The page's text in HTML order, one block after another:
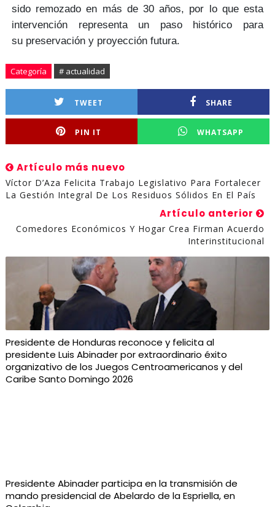
sido remozado en más de 30 años, por lo que esta
intervención representa un paso histórico para
su preservación y proyección futura.
Categoría # actualidad
TWEET SHARE
PIN IT WHATSAPP
Artículo más nuevo
Víctor D’Aza Felicita Trabajo Legislativo Para Fortalecer
La Gestión Integral De Los Residuos Sólidos En El País
Artículo anterior
Comedores Económicos Y Hogar Crea Firman Acuerdo
Interinstitucional
Presidente de Honduras reconoce y felicita al
presidente Luis Abinader por extraordinario éxito
organizativo de los Juegos Centroamericanos y del
Caribe Santo Domingo 2026
Presidente Abinader participa en la transmisión de
mando presidencial de Abelardo de la Espriella, en